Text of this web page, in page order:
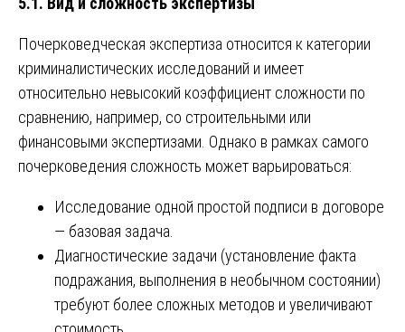
Почерковедческая экспертиза относится к категории
криминалистических исследований и имеет
относительно невысокий коэффициент сложности по
сравнению, например, со строительными или
финансовыми экспертизами. Однако в рамках самого
почерковедения сложность может варьироваться:
Исследование одной простой подписи в договоре
— базовая задача.
Диагностические задачи (установление факта
подражания, выполнения в необычном состоянии)
требуют более сложных методов и увеличивают